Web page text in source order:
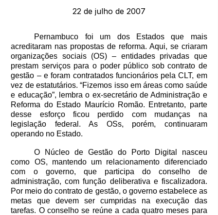
22 de julho de 2007
Pernambuco foi um dos Estados que mais
acreditaram nas propostas de reforma. Aqui, se criaram
organizações sociais (OS) – entidades privadas que
prestam serviços para o poder público sob contrato de
gestão – e foram contratados funcionários pela CLT, em
vez de estatutários. “Fizemos isso em áreas como saúde
e educação”, lembra o ex-secretário de Administração e
Reforma do Estado Maurício Romão. Entretanto, parte
desse esforço ficou perdido com mudanças na
legislação federal. As OSs, porém, continuaram
operando no Estado.
O Núcleo de Gestão do Porto Digital nasceu
como OS, mantendo um relacionamento diferenciado
com o governo, que participa do conselho de
administração, com função deliberativa e fiscalizadora.
Por meio do contrato de gestão, o governo estabelece as
metas que devem ser cumpridas na execução das
tarefas. O conselho se reúne a cada quatro meses para